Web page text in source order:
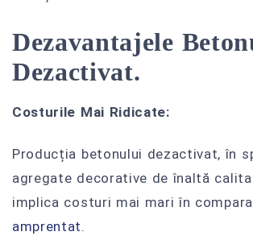
Dezavantajele
Dezactivat.
Costurile Mai Ridicate:
Producția betonului dezactivat, în
agregate decorative de înaltă
implica costuri mai mari în
amprentat.